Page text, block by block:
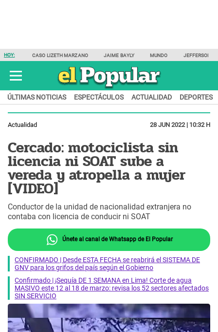
HOY: CASO LIZETH MARZANO JAIME BAYLY MUNDO JEFFERSON
ÚLTIMAS NOTICIAS ESPECTÁCULOS ACTUALIDAD DEPORTES
Actualidad 28 JUN 2022 | 10:32 H
Cercado: motociclista sin
licencia ni SOAT sube a
vereda y atropella a mujer
[VIDEO]
Conductor de la unidad de nacionalidad extranjera no
contaba con licencia de conducir ni SOAT
Únete al canal de Whatsapp de El Popular
CONFIRMADO | Desde ESTA FECHA se reabrirá el SISTEMA DE
GNV para los grifos del país según el Gobierno
Confirmado | ¡Sequía DE 1 SEMANA en Lima! Corte de agua
MASIVO este 12 al 18 de marzo: revisa los 52 sectores afectados
SIN SERVICIO